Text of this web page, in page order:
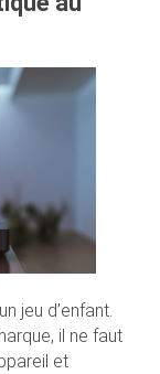
jeu d’enfant.
il ne faut
et